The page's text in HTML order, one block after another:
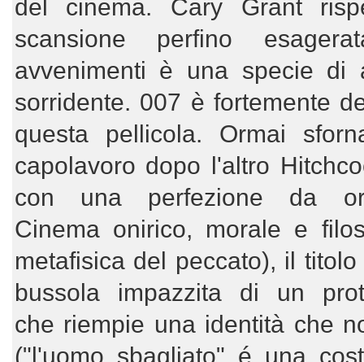
del cinema. Cary Grant
scansione perfino
avvenimenti è una specie di
sorridente. 007 è fortemente
questa pellicola. Ormai
capolavoro dopo l'altro
con una perfezione da
Cinema onirico, morale e
metafisica del peccato), il
bussola impazzita di un
che riempie una identità che
("l'uomo sbagliato" é una